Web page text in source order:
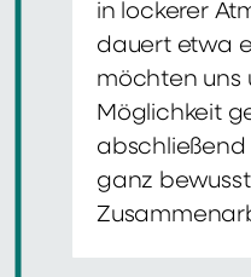
in lockerer
dauert etwa
möchten uns
Möglichkeit
abschließend
ganz